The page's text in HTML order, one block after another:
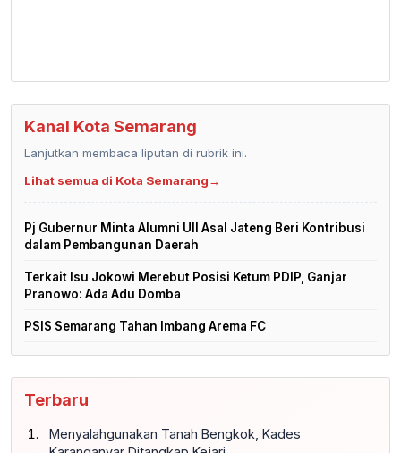
Kanal Kota Semarang
Lanjutkan membaca liputan di rubrik ini.
Lihat semua di Kota Semarang→
Pj Gubernur Minta Alumni UII Asal Jateng Beri Kontribusi
dalam Pembangunan Daerah
Terkait Isu Jokowi Merebut Posisi Ketum PDIP, Ganjar
Pranowo: Ada Adu Domba
PSIS Semarang Tahan Imbang Arema FC
Terbaru
Menyalahgunakan Tanah Bengkok, Kades